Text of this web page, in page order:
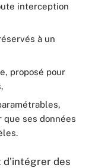
interception
à un
proposé pour
ses données
des